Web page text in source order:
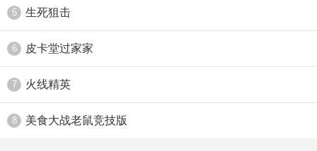
5 生死狙击
6 皮卡堂过家家
7 火线精英
8 美食大战老鼠竞技版